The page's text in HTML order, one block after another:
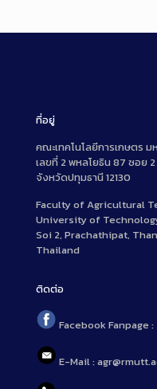
ที่อยู่
คณะเทคโนโลยีการเกษตร
เลขที่ 2 พหลโยธิน 87 ซอย
จังหวัดปทุมธานี 12130
Faculty of Agricultural
University of
Soi 2, Prachathipat,
Thailand
ติดต่อ
Facebook Fanpage :
E-Mail :